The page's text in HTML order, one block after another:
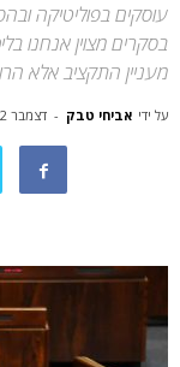
עוסקים בפוליטיקה
בסקרים מצוין אנחנו
מעניין התקציב אלא
על ידי אביחי טבק - דצמבר 2, 2020